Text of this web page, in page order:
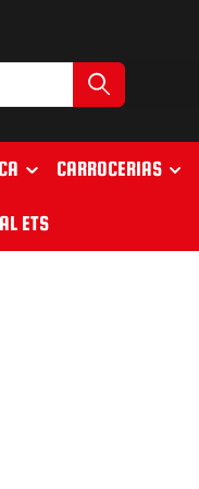
CARROCERIAS
ETS